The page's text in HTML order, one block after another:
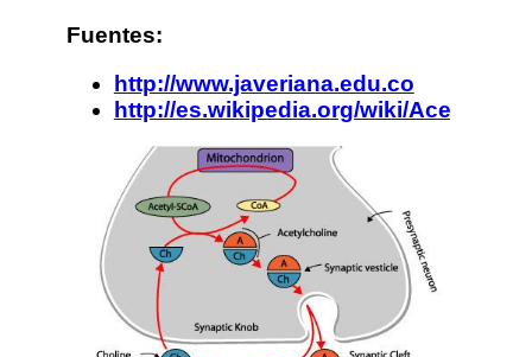
Fuentes:
http://www.javeriana.edu.co
http://es.wikipedia.org/wiki/